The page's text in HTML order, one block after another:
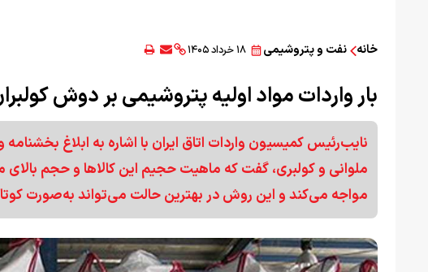
خانه نفت و پتروشیمی ۱۸ خرداد ۱۴۰۵
بار واردات مواد اولیه پتروشیمی بر دوش
نایب‌رئیس کمیسیون واردات اتاق ایران با اشاره به ابلاغ
ملوانی و کولبری، گفت که ماهیت حجیم این کالاها و حجم
مواجه می‌کند و این روش در بهترین حالت می‌تواند به‌صورت